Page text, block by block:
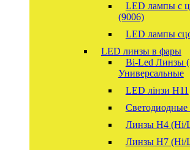
LED лампы с
(9006)
LED лампы
LED линзы в фары
Bi-Led Линзы
Универсальные
LED лінзи H11
Линзы Н4 (Hi/
Линзы Н7 (Hi/